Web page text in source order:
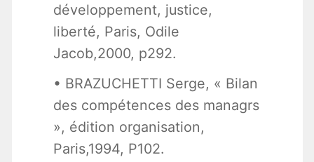
développement, justice,
liberté, Paris, Odile
Jacob,2000, p292.
• BRAZUCHETTI Serge, « Bilan
des compétences des managrs
», édition organisation,
Paris,1994, P102.